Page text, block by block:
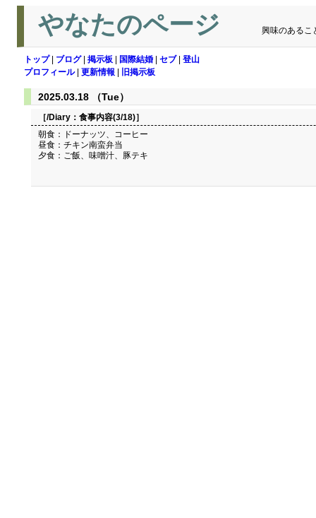
やなたのページ 興味のあるこ
トップ| ブログ| 掲示板 国際結婚 セブ| 登山
プロフィール| 更新情報 旧掲示板
2025.03.18 （Tue）
［/Diary： 食事内容(3/18)］
朝食：ドーナッツ、コーヒー
昼食：チキン南蛮弁当
夕食：ご飯、味噌汁、豚テキ